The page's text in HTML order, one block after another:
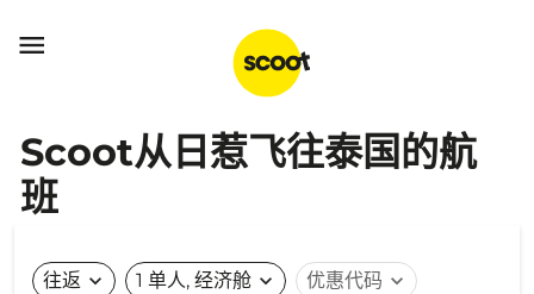

Scoot从日惹飞往泰国的航
班
往返 expand_more 1 单人, 经济舱 expand_more 优惠代码 expand_more